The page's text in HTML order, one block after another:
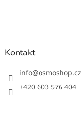
Z
Kontakt
info@osmoshop.cz
+420 603 576 404